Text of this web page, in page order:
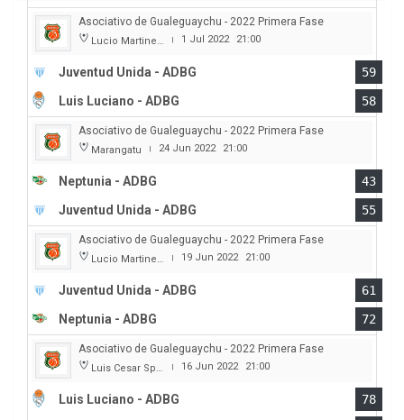
Asociativo de Gualeguaychu - 2022 Primera Fase
Lucio Martinez Garbino | 1 Jul 2022 21:00
Juventud Unida - ADBG
59
Luis Luciano - ADBG
58
Asociativo de Gualeguaychu - 2022 Primera Fase
Marangatu | 24 Jun 2022 21:00
Neptunia - ADBG
43
Juventud Unida - ADBG
55
Asociativo de Gualeguaychu - 2022 Primera Fase
Lucio Martinez Garbino | 19 Jun 2022 21:00
Juventud Unida - ADBG
61
Neptunia - ADBG
72
Asociativo de Gualeguaychu - 2022 Primera Fase
Luis Cesar Spiazzi | 16 Jun 2022 21:00
Luis Luciano - ADBG
78